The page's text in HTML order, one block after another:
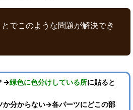
でこのような問題が解決でき
→緑色に色分けしている所に貼ると
か分からない→各パーツにどこの部